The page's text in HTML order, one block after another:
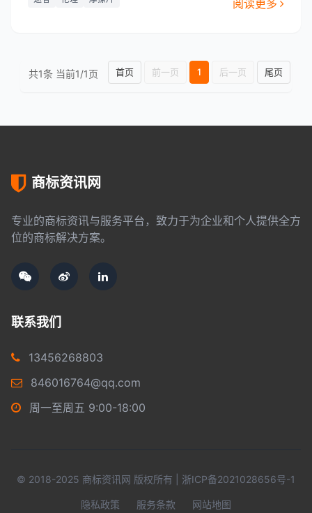
行商业使用。名人姓名的商标化，旨在通过品牌传播
阅读更多
共1条 当前1/1页 首页 前一页 1 后一页 尾页
商标资讯网
专业的商标资讯与服务平台，致力于为企业和个人提供全方
位的商标解决方案。
联系我们
13456268803
846016764@qq.com
周一至周五 9:00-18:00
© 2018-2025 商标资讯网 版权所有 | 浙ICP备2021028656号-1
隐私政策 服务条款 网站地图